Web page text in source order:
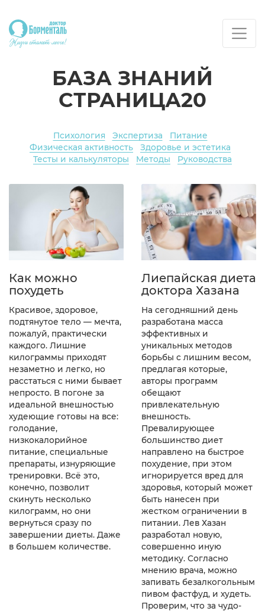
БАЗА ЗНАНИЙ
СТРАНИЦА20
Психология Экспертиза
Питание
Физическая активность
Здоровье и эстетика
Тесты и калькуляторы
Методы Руководства
Как можно
похудеть
Красивое, здоровое,
подтянутое тело — мечта,
пожалуй, практически
каждого. Лишние
килограммы приходят
незаметно и легко, но
расстаться с ними бывает
непросто. В погоне за
идеальной внешностью
худеющие готовы на все:
голодание,
низкокалорийное
питание, специальные
препараты, изнуряющие
тренировки. Всё это,
конечно, позволит
скинуть несколько
килограмм, но они
вернуться сразу по
завершении диеты. Даже
в большем количестве.
Лиепайская диета
доктора Хазана
На сегодняшний день
разработана масса
эффективных и
уникальных методов
борьбы с лишним весом,
предлагая которые,
авторы программ
обещают
привлекательную
внешность.
Превалирующее
большинство диет
направлено на быстрое
похудение, при этом
игнорируется вред для
здоровья, который может
быть нанесен при
жестком ограничении в
питании. Лев Хазан
разработал новую,
совершенно иную
методику. Согласно
мнению врача, можно
запивать безалкогольным
пивом фастфуд, и худеть.
Проверим, что за чудо-